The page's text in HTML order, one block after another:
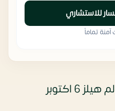
للاستشاري
آمنة تماماً
6 اكتوبر